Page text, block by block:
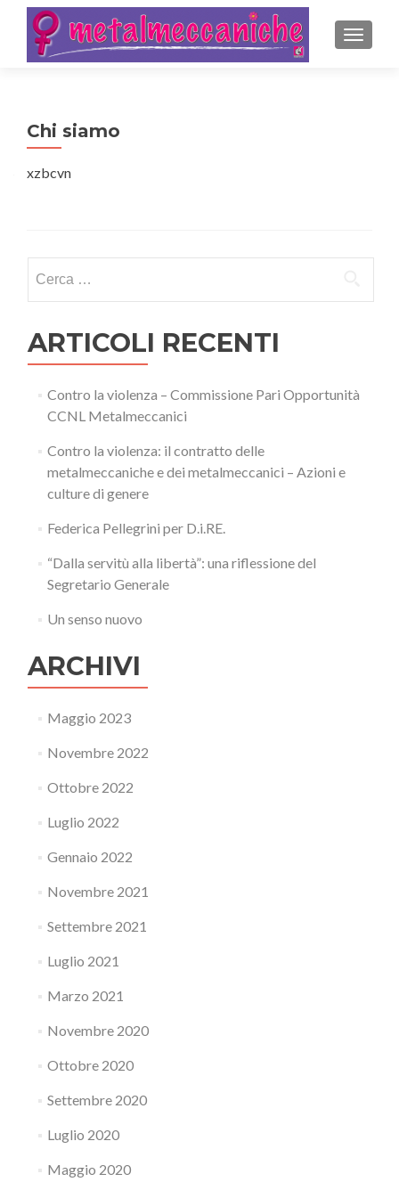
Chi siamo
xzbcvn
per:
ARTICOLI RECENTI
Contro la violenza – Commissione Pari Opportunità
CCNL Metalmeccanici
Contro la violenza: il contratto delle
metalmeccaniche e dei metalmeccanici – Azioni e
culture di genere
Federica Pellegrini per D.i.RE.
“Dalla servitù alla libertà”: una riflessione del
Segretario Generale
Un senso nuovo
ARCHIVI
Maggio 2023
Novembre 2022
Ottobre 2022
Luglio 2022
Gennaio 2022
Novembre 2021
Settembre 2021
Luglio 2021
Marzo 2021
Novembre 2020
Ottobre 2020
Settembre 2020
Luglio 2020
Maggio 2020